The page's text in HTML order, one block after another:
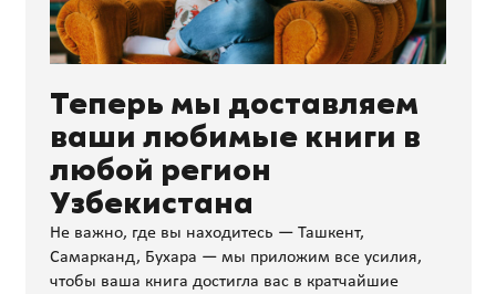
Теперь мы доставляем
ваши любимые книги в
любой регион
Узбекистана
Не важно, где вы находитесь — Ташкент,
Самарканд, Бухара — мы приложим все усилия,
чтобы ваша книга достигла вас в кратчайшие